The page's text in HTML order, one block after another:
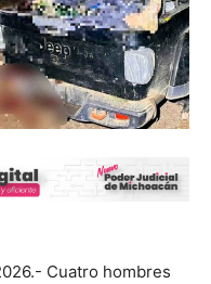
Cuatro hombres